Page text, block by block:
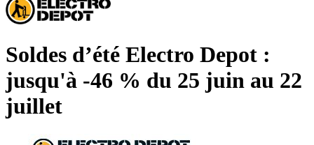
Soldes d’été Electro Depot :
jusqu'à -46 % du 25 juin au 22
juillet